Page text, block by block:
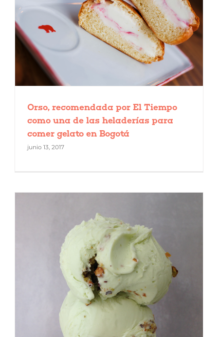
Orso, recomendada por El Tiempo
como una de las heladerías para
comer gelato en Bogotá
junio 13, 2017